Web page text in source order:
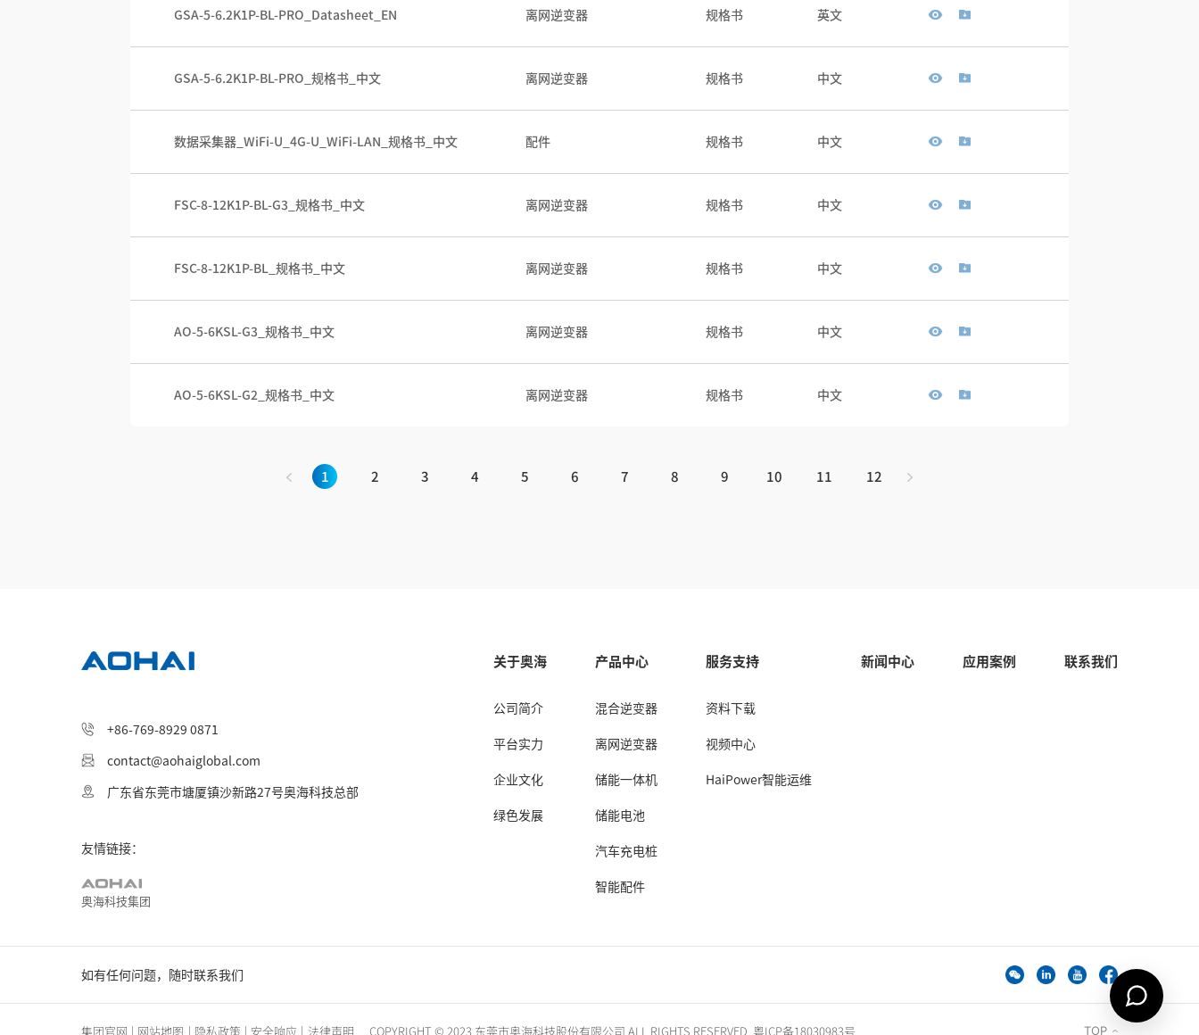
GSA-5-6.2K1P-BL-PRO_Datasheet_EN 离网逆变器 规格书 英文
GSA-5-6.2K1P-BL-PRO_规格书_中文 离网逆变器 规格书 中文
数据采集器_WiFi-U_4G-U_WiFi-LAN_规格书_中文 配件 规格书 中文
FSC-8-12K1P-BL-G3_规格书_中文 离网逆变器 规格书 中文
FSC-8-12K1P-BL_规格书_中文 离网逆变器 规格书 中文
AO-5-6KSL-G3_规格书_中文 离网逆变器 规格书 中文
AO-5-6KSL-G2_规格书_中文 离网逆变器 规格书 中文
1 2 3 4 5 6 7 8 9 10 11 12
AH-10KTH-G1
储能电池 | AS-7.68HD-GL1
+86-769-8929 0871
contact@aohaiglobal.com
广东省东莞市塘厦镇沙新路27号奥海科技总部
友情链接：
奥海科技集团
关于奥海
公司简介
平台实力
企业文化
绿色发展
产品中心
混合逆变器
离网逆变器
储能一体机
储能电池
汽车充电桩
智能配件
服务支持
资料下载
视频中心
HaiPower智能运维
新闻中心 应用案例 联系我们
如有任何问题，随时联系我们
集团官网 | 网站地图 | 隐私政策 | 安全响应 | 法律声明 COPYRIGHT © 2023 东莞市奥海科技股份有限公司 ALL RIGHTS RESERVED 粤ICP备18030983号 TOP
AOHAI Support